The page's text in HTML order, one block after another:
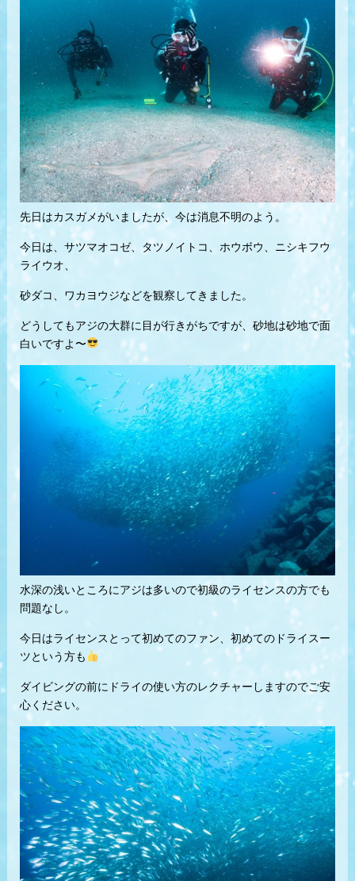
先日はカスガメがいましたが、今は消息不明のよう。
今日は、サツマオコゼ、タツノイトコ、ホウボウ、ニシキフウ
ライウオ、
砂ダコ、ワカヨウジなどを観察してきました。
どうしてもアジの大群に目が行きがちですが、砂地は砂地で面
白いですよ〜
水深の浅いところにアジは多いので初級のライセンスの方でも
問題なし。
今日はライセンスとって初めてのファン、初めてのドライスー
ツという方も
ダイビングの前にドライの使い方のレクチャーしますのでご安
心ください。